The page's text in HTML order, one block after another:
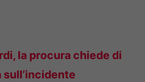
la procura chiede di